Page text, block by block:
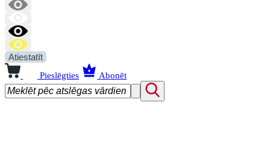
Atiestatīt
Pieslēgties Abonēt